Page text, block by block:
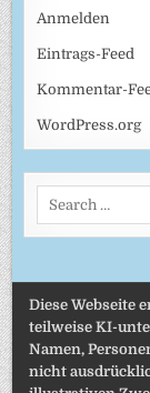
Anmelden
Eintrags-Feed
Kommentar-
WordPress.org
Search
Diese Webseite
teilweise KI-
Namen,
nicht